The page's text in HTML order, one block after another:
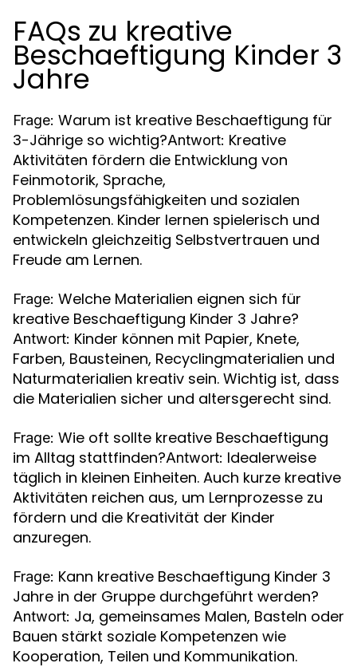
FAQs zu kreative
Beschaeftigung Kinder 3
Jahre
Frage: Warum ist kreative Beschaeftigung für
3-Jährige so wichtig?Antwort: Kreative
Aktivitäten fördern die Entwicklung von
Feinmotorik, Sprache,
Problemlösungsfähigkeiten und sozialen
Kompetenzen. Kinder lernen spielerisch und
entwickeln gleichzeitig Selbstvertrauen und
Freude am Lernen.
Frage: Welche Materialien eignen sich für
kreative Beschaeftigung Kinder 3 Jahre?
Antwort: Kinder können mit Papier, Knete,
Farben, Bausteinen, Recyclingmaterialien und
Naturmaterialien kreativ sein. Wichtig ist, dass
die Materialien sicher und altersgerecht sind.
Frage: Wie oft sollte kreative Beschaeftigung
im Alltag stattfinden?Antwort: Idealerweise
täglich in kleinen Einheiten. Auch kurze kreative
Aktivitäten reichen aus, um Lernprozesse zu
fördern und die Kreativität der Kinder
anzuregen.
Frage: Kann kreative Beschaeftigung Kinder 3
Jahre in der Gruppe durchgeführt werden?
Antwort: Ja, gemeinsames Malen, Basteln oder
Bauen stärkt soziale Kompetenzen wie
Kooperation, Teilen und Kommunikation.